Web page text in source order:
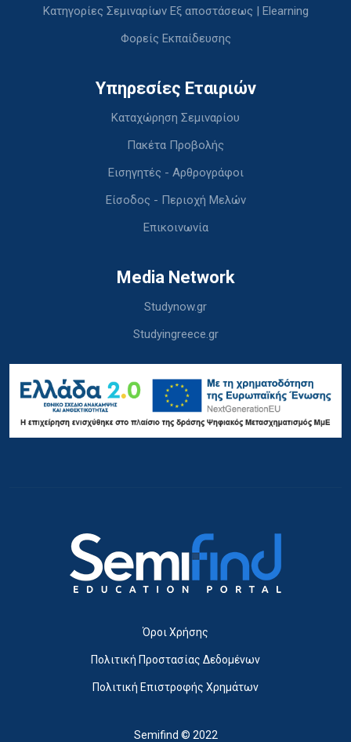
Κατηγορίες Σεμιναρίων Εξ αποστάσεως | Elearning
Φορείς Εκπαίδευσης
Υπηρεσίες Εταιριών
Καταχώρηση Σεμιναρίου
Πακέτα Προβολής
Εισηγητές - Αρθρογράφοι
Είσοδος - Περιοχή Μελών
Επικοινωνία
Media Network
Studynow.gr
Studyingreece.gr
Όροι Χρήσης
Πολιτική Προστασίας Δεδομένων
Πολιτική Επιστροφής Χρημάτων
Semifind © 2022